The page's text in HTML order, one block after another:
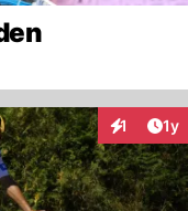
1 1y